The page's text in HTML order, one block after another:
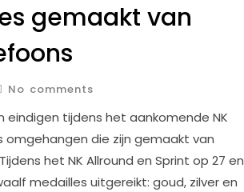
gemaakt van
No comments
tijdens het aankomende NK
omgehangen die zijn gemaakt van
het NK Allround en Sprint op 27 en
medailles uitgereikt: goud, zilver en